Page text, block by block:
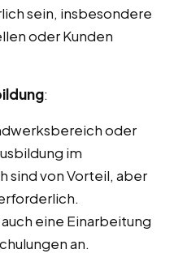
sein, insbesondere
oder Kunden
:
oder
im
sind von Vorteil, aber
eine Einarbeitung
an.